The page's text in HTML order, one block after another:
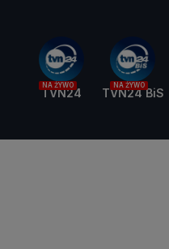
NA ŻYWO
TVN24
NA ŻYWO
TVN24 BiS